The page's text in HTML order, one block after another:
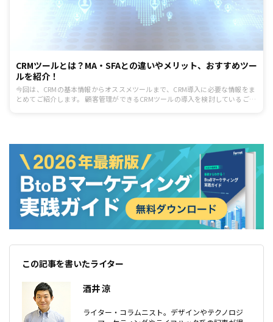
CRMツールとは？MA・SFAとの違いやメリット、おすすめツー
ルを紹介！
今回は、CRMの基本情報からオススメツールまで、CRM導入に必要な情報をま
とめてご紹介します。 顧客管理ができるCRMツールの導入を検討しているご担
この記事を書いたライター
酒井 涼
ライター・コラムニスト。デザインやテクノロジ